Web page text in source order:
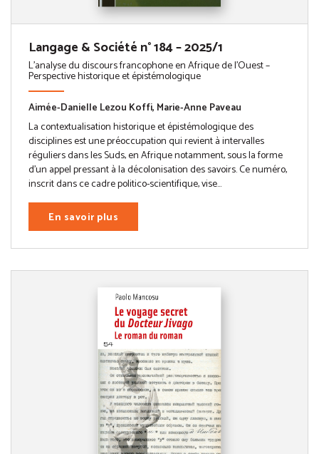
Langage & Société n° 184 – 2025/1
L'analyse du discours francophone en Afrique de l'Ouest –
Perspective historique et épistémologique
Aimée-Danielle Lezou Koffi, Marie-Anne Paveau
La contextualisation historique et épistémologique des
disciplines est une préoccupation qui revient à intervalles
réguliers dans les Suds, en Afrique notamment, sous la forme
d’un appel pressant à la décolonisation des savoirs. Ce numéro,
inscrit dans ce cadre politico-scientifique, vise...
En savoir plus